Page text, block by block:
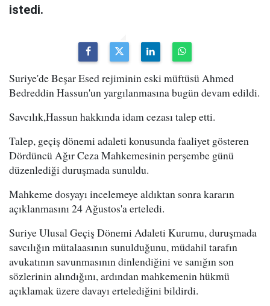
istedi.
Suriye'de Beşar Esed rejiminin eski müftüsü Ahmed
Bedreddin Hassun'un yargılanmasına bugün devam edildi.
Savcılık,Hassun hakkında idam cezası talep etti.
Talep, geçiş dönemi adaleti konusunda faaliyet gösteren
Dördüncü Ağır Ceza Mahkemesinin perşembe günü
düzenlediği duruşmada sunuldu.
Mahkeme dosyayı incelemeye aldıktan sonra kararın
açıklanmasını 24 Ağustos'a erteledi.
Suriye Ulusal Geçiş Dönemi Adaleti Kurumu, duruşmada
savcılığın mütalaasının sunulduğunu, müdahil tarafın
avukatının savunmasının dinlendiğini ve sanığın son
sözlerinin alındığını, ardından mahkemenin hükmü
açıklamak üzere davayı ertelediğini bildirdi.